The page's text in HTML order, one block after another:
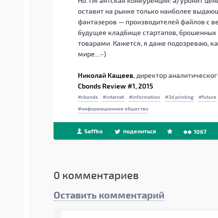
оставит на рынке только наиболее
фантазеров — производителей файлов с
будущее кладбище стартапов,
товарами. Кажется, я даже подозреваю,
мире...:-)
Николай Кащеев, директор
Cbonds Review #1, 2015
cbonds internet information 3d printing
future
информационное общество
Saffko поделиться 1067
0 комментариев
Оставить комментарий